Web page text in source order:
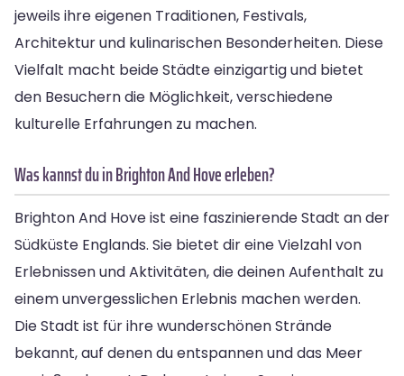
jeweils ihre eigenen Traditionen, Festivals,
Architektur und kulinarischen Besonderheiten. Diese
Vielfalt macht beide Städte einzigartig und bietet
den Besuchern die Möglichkeit, verschiedene
kulturelle Erfahrungen zu machen.
Was kannst du in Brighton And Hove erleben?
Brighton And Hove ist eine faszinierende Stadt an der
Südküste Englands. Sie bietet dir eine Vielzahl von
Erlebnissen und Aktivitäten, die deinen Aufenthalt zu
einem unvergesslichen Erlebnis machen werden.
Die Stadt ist für ihre wunderschönen Strände
bekannt, auf denen du entspannen und das Meer